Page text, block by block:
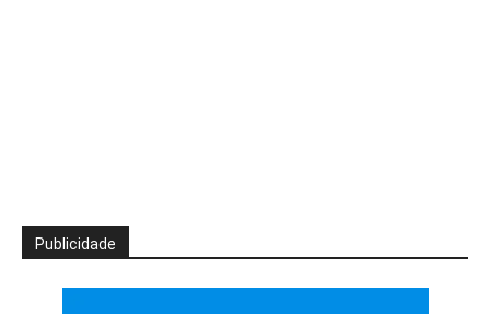
Publicidade